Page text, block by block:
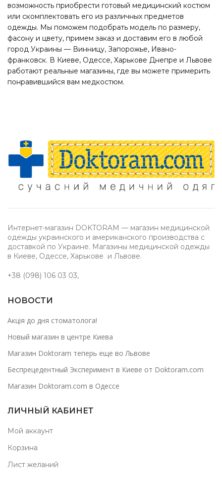
возможность приобрести готовый медицинский костюм
или скомплектовать его из различных предметов
одежды. Мы поможем подобрать модель по размеру,
фасону и цвету, примем заказ и доставим его в любой
город Украины — Винницу, Запорожье, Ивано-
франковск. В Киеве, Одессе, Харькове Днепре и Львове
работают реальные магазины, где вы можете примерить
понравившийся вам медкостюм.
Интернет-магазин DOKTORAM — магазин медицинской
одежды украинского и американского производства с
доставкой по Украине. Магазины медицинской одежды
в Киеве, Одессе, Харькове и Львове.
+38 (098) 106 03 03,
НОВОСТИ
Акція до дня стоматолога!
Новый магазин в центре Киева
Магазин Doktoram теперь еще во Львове
Беспрецедентный Эксперимент в Киеве от Doktoram.com
Магазин Doktoram.com в Одессе
ЛИЧНЫЙ КАБИНЕТ
Мой аккаунт
Корзина
Лист желаний